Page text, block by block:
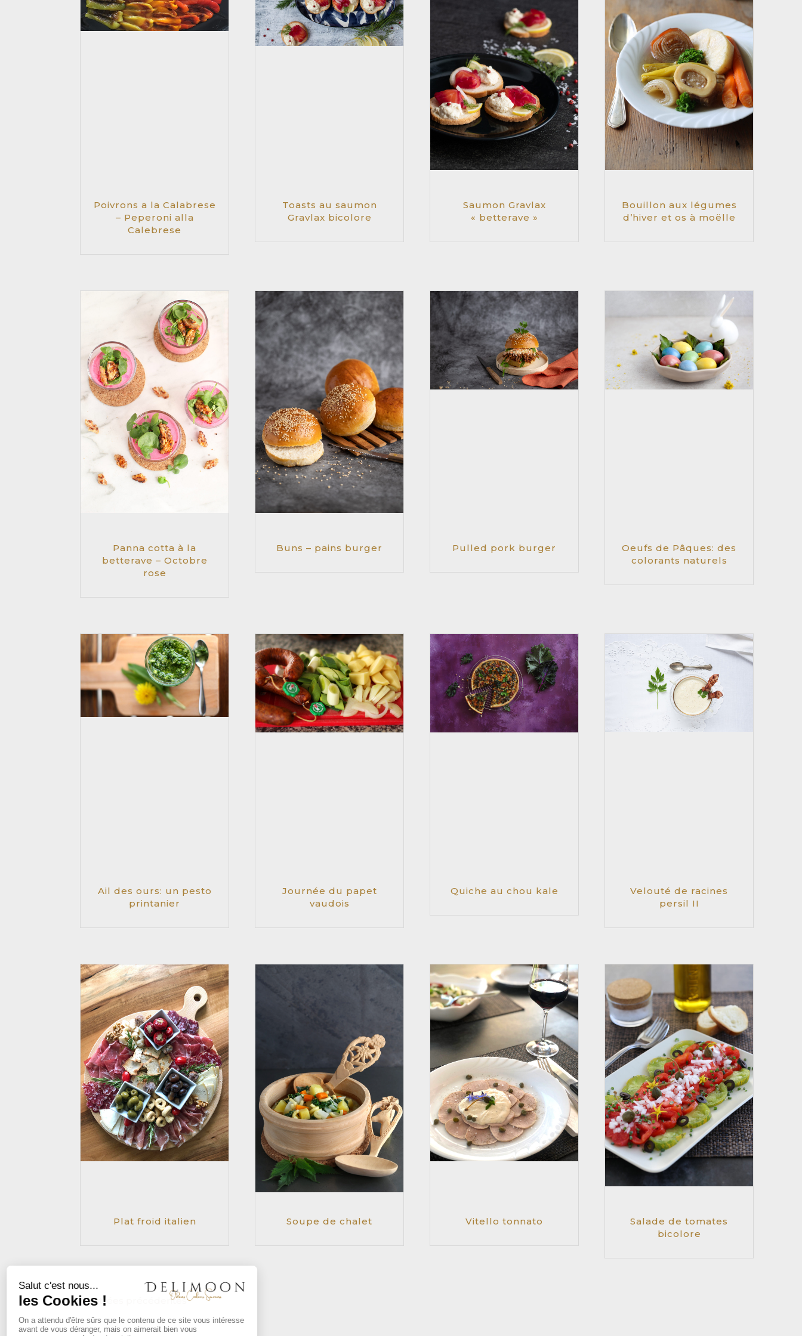
Poivrons a la Calabrese
– Peperoni alla
Calebrese
Toasts au saumon
Gravlax bicolore
Saumon Gravlax
« betterave »
Bouillon aux légumes
d’hiver et os à moëlle
Panna cotta à la
betterave – Octobre
rose
Buns – pains burger Pulled pork burger
Oeufs de Pâques: des
colorants naturels
Ail des ours: un pesto
printanier
Journée du papet
vaudois
Quiche au chou kale
Velouté de racines
persil II
Plat froid italien Soupe de chalet Vitello tonnato
Salade de tomates
bicolore
« Entrées précédentes